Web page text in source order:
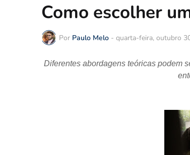
Como escolher
Por Paulo Melo - quarta-feira, outubro
Diferentes abordagens teóricas podem